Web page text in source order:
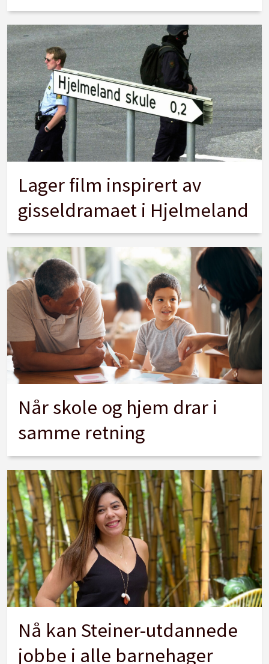
Lager film inspirert av
gisseldramaet i Hjelmeland
Når skole og hjem drar i
samme retning
Nå kan Steiner-utdannede
jobbe i alle barnehager